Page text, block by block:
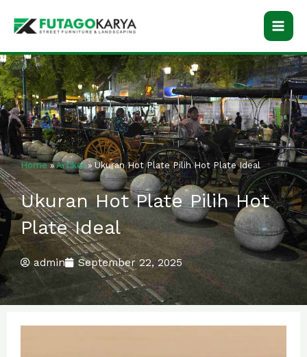
Home»Artikel»Ukuran Hot Plate Pilih Hot Plate Ideal
Ukuran Hot Plate Pilih Hot
Plate Ideal
admin September 22, 2025